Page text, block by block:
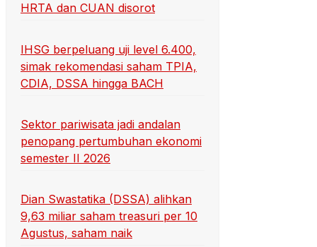
HRTA dan CUAN disorot
IHSG berpeluang uji level 6.400,
simak rekomendasi saham TPIA,
CDIA, DSSA hingga BACH
Sektor pariwisata jadi andalan
penopang pertumbuhan ekonomi
semester II 2026
Dian Swastatika (DSSA) alihkan
9,63 miliar saham treasuri per 10
Agustus, saham naik